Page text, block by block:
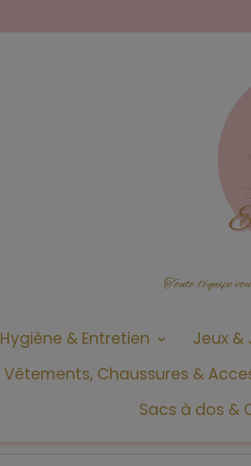
Toute l'équipe
Hygiène & Entretien
Jeux &
Vêtements, Chaussures &
Sacs à dos &